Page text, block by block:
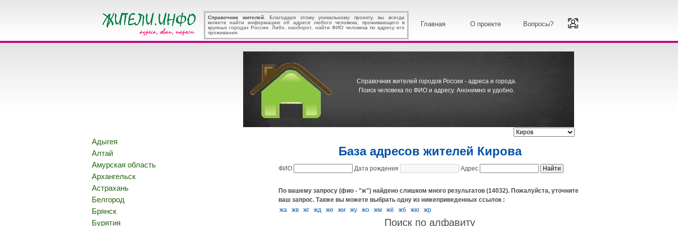
Справочник жителей. Благодаря этому уникальному проекту, вы всегда
можете найти информацию об адресе любого человека, проживающего в
крупных городах России. Либо, наоборот, найти ФИО человека по адресу его
проживания.
Главная О проекте Вопросы?
Справочник жителей городов России - адреса и города.
Поиск человека по ФИО и адресу. Анонимно и удобно.
Адыгея
Алтай
Амурская область
Архангельск
Астрахань
Белгород
Брянск
Бурятия
База адресов жителей Кирова
ФИО Дата рождения Адрес
По вашему запросу (фио - "ж") найдено слишком много результатов (14032). Пожалуйста, уточните
ваш запрос. Также вы можете выбрать одну из нижеприведенных ссылок :
жа
жв жг жд же жи жу жо жм жё жб жю жр
Поиск по алфавиту